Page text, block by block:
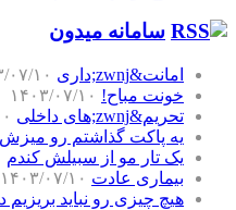
سامانه میدون
امانت&zwnj;داری
۱۴۰۳/
خونت مباح! ۱۴۰۳/۰۷/۱۰
تحریم&zwnj;های داخلی
یه پاکت گذاشتم رو میزش
یک تار مو از سبیلش کندم
بیماری عادت ۱۴۰۳/۰۷/۱۰
هیچ چیزی رو نباید بریزیم